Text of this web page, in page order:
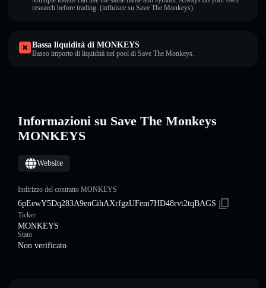
research before trading. (influisce su Save The Monkeys).
Bassa liquidità di MONKEYS
Basso importo di liquidità nel pool di Save The Monkeys.
Informazioni su Save The Monkeys
MONKEYS
Website
Indirizzo del contratto MONKEYS
6pEewY5Dq283A9enCihAXrfgzUFem7HD48rvt2tqBAGS
Ticker
MONKEYS
Stato
Non verificato